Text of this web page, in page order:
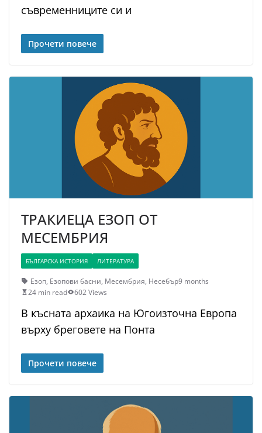
съвременниците си и
Прочети повече
ТРАКИЕЦА ЕЗОП ОТ
МЕСЕМБРИЯ
БЪЛГАРСКА ИСТОРИЯ ЛИТЕРАТУРА
Езоп, Езопови басни, Месембрия, Несебър9 months
24 min read
602 Views
В късната архаика на Югоизточна Европа
върху бреговете на Понта
Прочети повече